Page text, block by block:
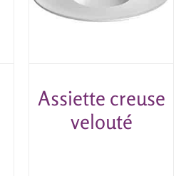
Assiette creuse
velouté